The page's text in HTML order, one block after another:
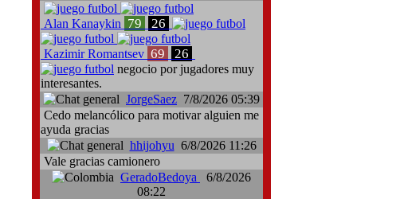
Alan Kanaykin 79 26
Kazimir Romantsev 69 26
negocio por jugadores muy
interesantes.
JorgeSaez 7/8/2026 05:39
Cedo melancólico para motivar alguien me
ayuda gracias
hhijohyu 6/8/2026 11:26
Vale gracias camionero
GeradoBedoya
6/8/2026
08:22